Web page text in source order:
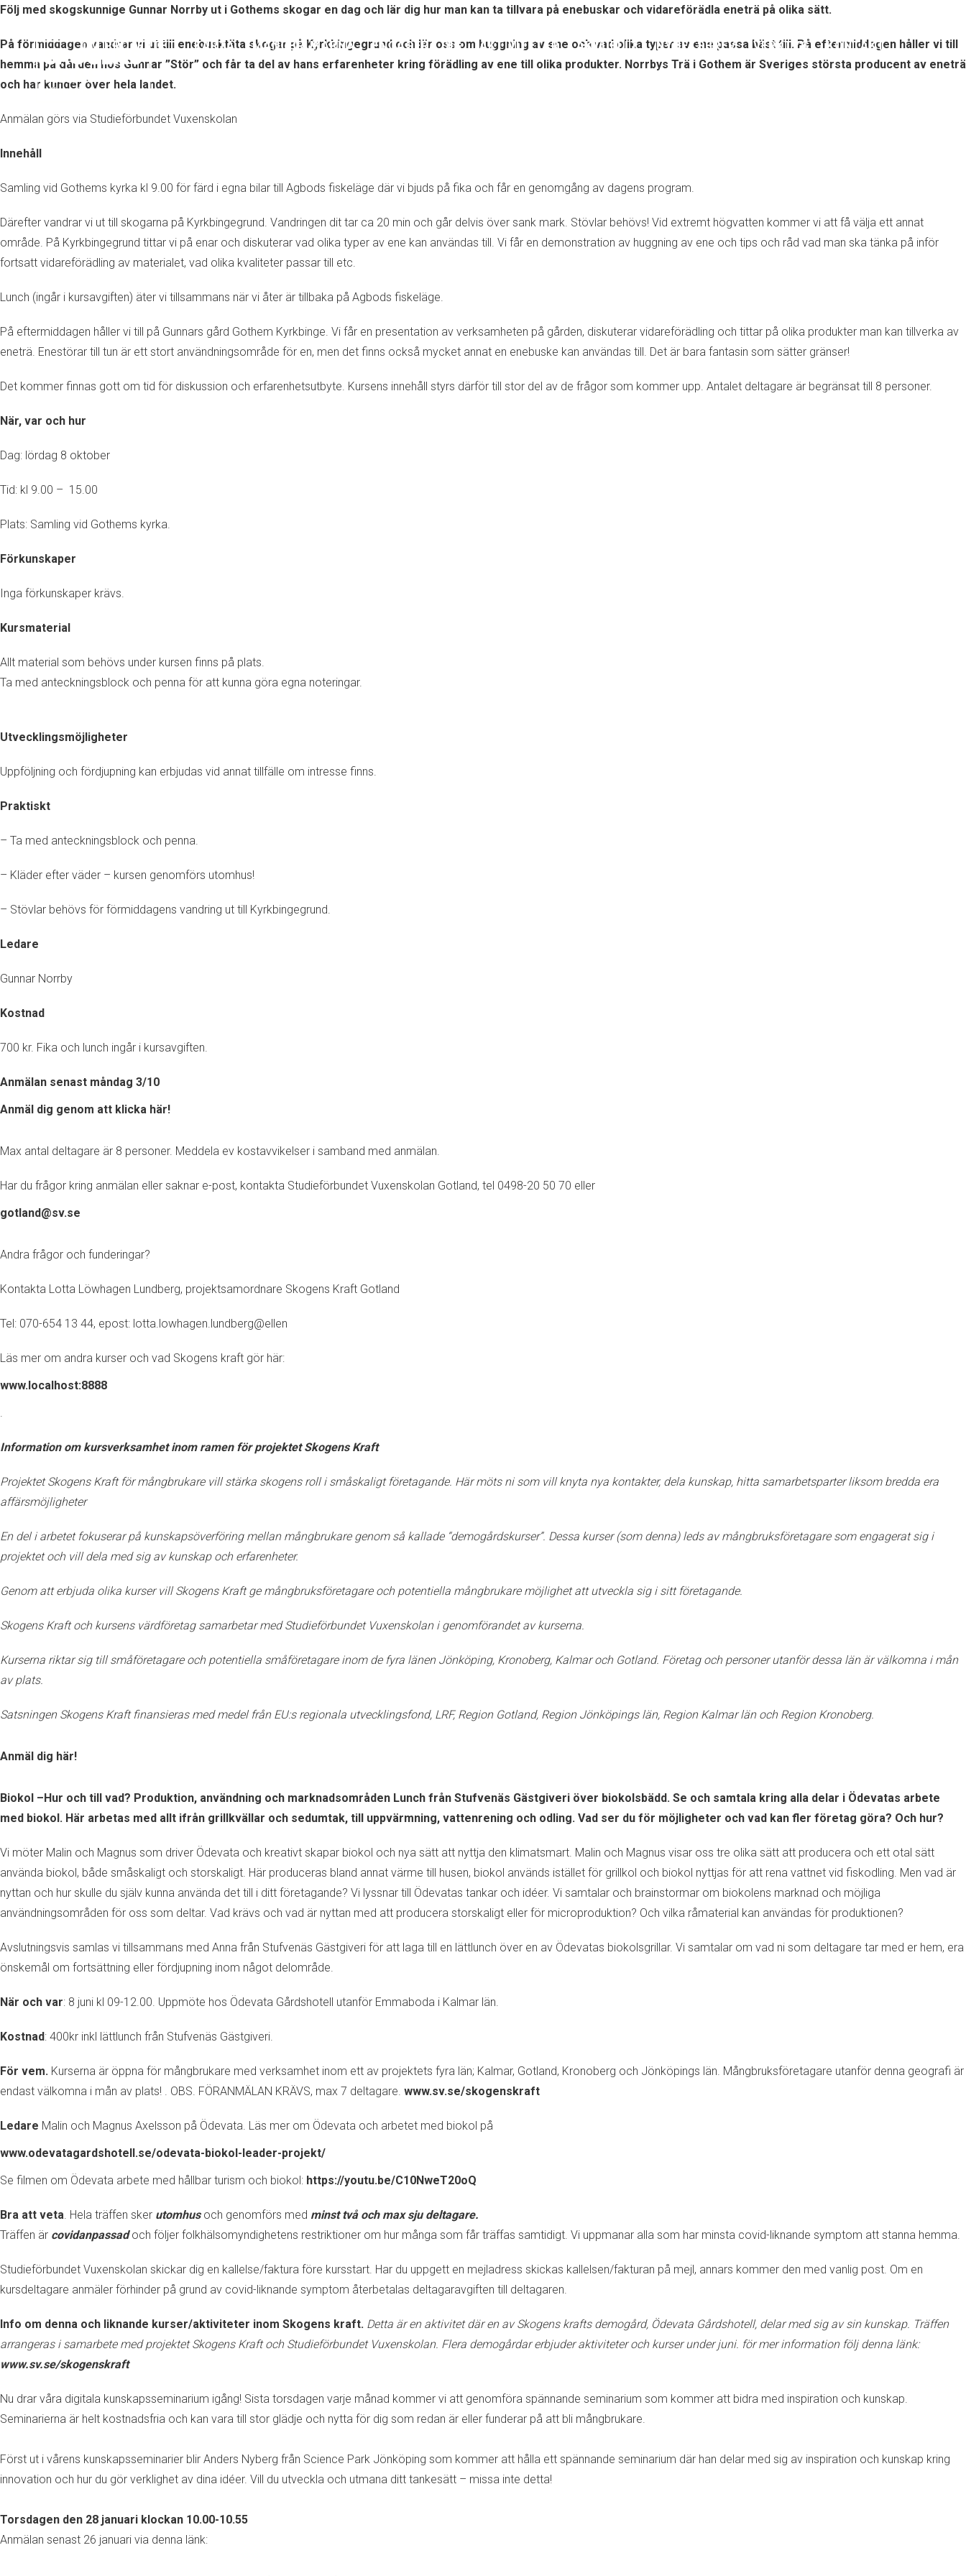
OM PROJEKTET KARTA MÅNGBRUKARNA ENGAGERA DIG AKTIVITETER AKTUELLT NYHETSBREV VERKTYG KONTAKT
Följ med skogskunnige Gunnar Norrby ut i Gothems skogar en dag och lär dig hur man kan ta tillvara på enebuskar och vidareförädla eneträ på olika sätt.
På förmiddagen vandrar vi ut till enebusktäta skogar på Kyrkbingegrund och lär oss om huggning av ene och vad olika typer av ene passa bäst till. På eftermiddagen håller vi till
hemma på gården hos Gunnar ”Stör” och får ta del av hans erfarenheter kring förädling av ene till olika produkter. Norrbys Trä i Gothem är Sveriges största producent av eneträ
och har kunder över hela landet.
Anmälan görs via Studieförbundet Vuxenskolan
Innehåll
Samling vid Gothems kyrka kl 9.00 för färd i egna bilar till Agbods fiskeläge där vi bjuds på fika och får en genomgång av dagens program.
Därefter vandrar vi ut till skogarna på Kyrkbingegrund. Vandringen dit tar ca 20 min och går delvis över sank mark. Stövlar behövs! Vid extremt högvatten kommer vi att få välja ett annat
område. På Kyrkbingegrund tittar vi på enar och diskuterar vad olika typer av ene kan användas till. Vi får en demonstration av huggning av ene och tips och råd vad man ska tänka på inför
fortsatt vidareförädling av materialet, vad olika kvaliteter passar till etc.
Lunch (ingår i kursavgiften) äter vi tillsammans när vi åter är tillbaka på Agbods fiskeläge.
På eftermiddagen håller vi till på Gunnars gård Gothem Kyrkbinge. Vi får en presentation av verksamheten på gården, diskuterar vidareförädling och tittar på olika produkter man kan tillverka av
eneträ. Enestörar till tun är ett stort användningsområde för en, men det finns också mycket annat en enebuske kan användas till. Det är bara fantasin som sätter gränser!
Det kommer finnas gott om tid för diskussion och erfarenhetsutbyte. Kursens innehåll styrs därför till stor del av de frågor som kommer upp. Antalet deltagare är begränsat till 8 personer.
När, var och hur
Dag: lördag 8 oktober
Tid: kl 9.00 – 15.00
Plats: Samling vid Gothems kyrka.
Förkunskaper
Inga förkunskaper krävs.
Kursmaterial
Allt material som behövs under kursen finns på plats.
Ta med anteckningsblock och penna för att kunna göra egna noteringar.
Utvecklingsmöjligheter
Uppföljning och fördjupning kan erbjudas vid annat tillfälle om intresse finns.
Praktiskt
– Ta med anteckningsblock och penna.
– Kläder efter väder – kursen genomförs utomhus!
– Stövlar behövs för förmiddagens vandring ut till Kyrkbingegrund.
Ledare
Gunnar Norrby
Kostnad
700 kr. Fika och lunch ingår i kursavgiften.
Anmälan senast måndag 3/10
Anmäl dig genom att klicka här!
Max antal deltagare är 8 personer. Meddela ev kostavvikelser i samband med anmälan.
Har du frågor kring anmälan eller saknar e-post, kontakta Studieförbundet Vuxenskolan Gotland, tel 0498-20 50 70 eller
gotland@sv.se
Andra frågor och funderingar?
Kontakta Lotta Löwhagen Lundberg, projektsamordnare Skogens Kraft Gotland
Tel: 070-654 13 44, epost: lotta.lowhagen.lundberg@ellen
Läs mer om andra kurser och vad Skogens kraft gör här:
www.localhost:8888
.
Information om kursverksamhet inom ramen för projektet Skogens Kraft
Projektet Skogens Kraft för mångbrukare vill stärka skogens roll i småskaligt företagande. Här möts ni som vill knyta nya kontakter, dela kunskap, hitta samarbetsparter liksom bredda era
affärsmöjligheter
En del i arbetet fokuserar på kunskapsöverföring mellan mångbrukare genom så kallade “demogårdskurser”. Dessa kurser (som denna) leds av mångbruksföretagare som engagerat sig i
projektet och vill dela med sig av kunskap och erfarenheter.
Genom att erbjuda olika kurser vill Skogens Kraft ge mångbruksföretagare och potentiella mångbrukare möjlighet att utveckla sig i sitt företagande.
Skogens Kraft och kursens värdföretag samarbetar med Studieförbundet Vuxenskolan i genomförandet av kurserna.
Kurserna riktar sig till småföretagare och potentiella småföretagare inom de fyra länen Jönköping, Kronoberg, Kalmar och Gotland. Företag och personer utanför dessa län är välkomna i mån
av plats.
Satsningen Skogens Kraft finansieras med medel från EU:s regionala utvecklingsfond, LRF, Region Gotland, Region Jönköpings län, Region Kalmar län och Region Kronoberg.
Anmäl dig här!
Biokol –Hur och till vad? Produktion, användning och marknadsområden Lunch från Stufvenäs Gästgiveri över biokolsbädd. Se och samtala kring alla delar i Ödevatas arbete
med biokol. Här arbetas med allt ifrån grillkvällar och sedumtak, till uppvärmning, vattenrening och odling. Vad ser du för möjligheter och vad kan fler företag göra? Och hur?
Vi möter Malin och Magnus som driver Ödevata och kreativt skapar biokol och nya sätt att nyttja den klimatsmart. Malin och Magnus visar oss tre olika sätt att producera och ett otal sätt
använda biokol, både småskaligt och storskaligt. Här produceras bland annat värme till husen, biokol används istället för grillkol och biokol nyttjas för att rena vattnet vid fiskodling. Men vad är
nyttan och hur skulle du själv kunna använda det till i ditt företagande? Vi lyssnar till Ödevatas tankar och idéer. Vi samtalar och brainstormar om biokolens marknad och möjliga
användningsområden för oss som deltar. Vad krävs och vad är nyttan med att producera storskaligt eller för microproduktion? Och vilka råmaterial kan användas för produktionen?
Avslutningsvis samlas vi tillsammans med Anna från Stufvenäs Gästgiveri för att laga till en lättlunch över en av Ödevatas biokolsgrillar. Vi samtalar om vad ni som deltagare tar med er hem, era
önskemål om fortsättning eller fördjupning inom något delområde.
När och var: 8 juni kl 09-12.00. Uppmöte hos Ödevata Gårdshotell utanför Emmaboda i Kalmar län.
Kostnad: 400kr inkl lättlunch från Stufvenäs Gästgiveri.
För vem. Kurserna är öppna för mångbrukare med verksamhet inom ett av projektets fyra län; Kalmar, Gotland, Kronoberg och Jönköpings län. Mångbruksföretagare utanför denna geografi är
endast välkomna i mån av plats! . OBS. FÖRANMÄLAN KRÄVS, max 7 deltagare. www.sv.se/skogenskraft
Ledare Malin och Magnus Axelsson på Ödevata. Läs mer om Ödevata och arbetet med biokol på
www.odevatagardshotell.se/odevata-biokol-leader-projekt/
Se filmen om Ödevata arbete med hållbar turism och biokol: https://youtu.be/C10NweT20oQ
Bra att veta. Hela träffen sker utomhusoch genomförs med minst två och max sju deltagare.
Träffen är covidanpassadoch följer folkhälsomyndighetens restriktioner om hur många som får träffas samtidigt. Vi uppmanar alla som har minsta covid-liknande symptom att stanna hemma.
Studieförbundet Vuxenskolan skickar dig en kallelse/faktura före kursstart. Har du uppgett en mejladress skickas kallelsen/fakturan på mejl, annars kommer den med vanlig post. Om en
kursdeltagare anmäler förhinder på grund av covid-liknande symptom återbetalas deltagaravgiften till deltagaren.
Info om denna och liknande kurser/aktiviteter inom Skogens kraft. Detta är en aktivitet där en av Skogens krafts demogård, Ödevata Gårdshotell, delar med sig av sin kunskap. Träffen
arrangeras i samarbete med projektet Skogens Kraft och Studieförbundet Vuxenskolan. Flera demogårdar erbjuder aktiviteter och kurser under juni. för mer information följ denna länk:
www.sv.se/skogenskraft
Nu drar våra digitala kunskapsseminarium igång! Sista torsdagen varje månad kommer vi att genomföra spännande seminarium som kommer att bidra med inspiration och kunskap.
Seminarierna är helt kostnadsfria och kan vara till stor glädje och nytta för dig som redan är eller funderar på att bli mångbrukare.
Först ut i vårens kunskapsseminarier blir Anders Nyberg från Science Park Jönköping som kommer att hålla ett spännande seminarium där han delar med sig av inspiration och kunskap kring
innovation och hur du gör verklighet av dina idéer. Vill du utveckla och utmana ditt tankesätt – missa inte detta!
Torsdagen den 28 januari klockan 10.00-10.55
Anmälan senast 26 januari via denna länk: